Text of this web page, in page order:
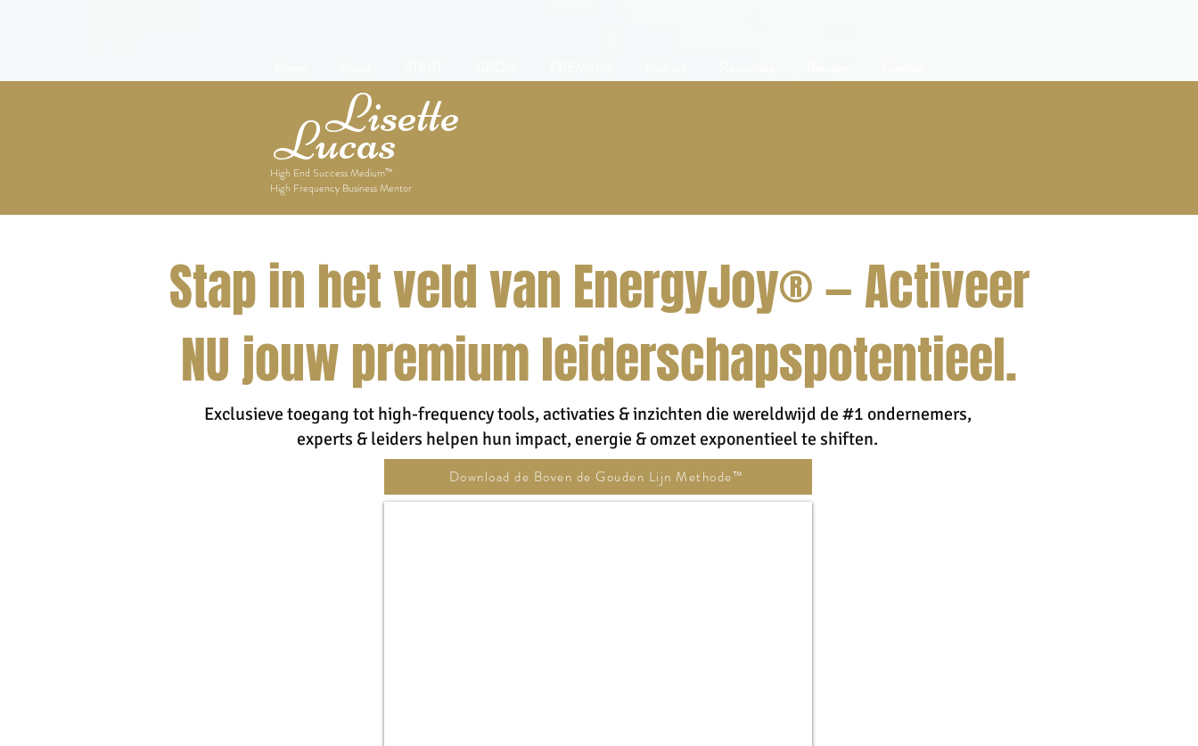
Lisette
Lucas
High End Success Medium™
High Frequency Business Mentor
Stap in het veld van EnergyJoy® — Activeer
NU jouw premium leiderschapspotentieel.
Exclusieve toegang tot high-frequency tools, activaties & inzichten die wereldwijd de #1 ondernemers,
experts & leiders helpen hun impact, energie & omzet exponentieel te shiften.
Download de Boven de Gouden Lijn Methode™